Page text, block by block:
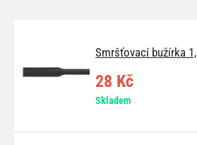
Smršťovací bužírka
28 Kč
Skladem